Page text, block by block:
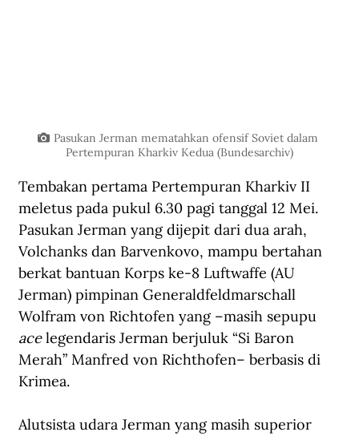
Pasukan Jerman mematahkan ofensif Soviet dalam
Pertempuran Kharkiv Kedua (Bundesarchiv)
Tembakan pertama Pertempuran Kharkiv II
meletus pada pukul 6.30 pagi tanggal 12 Mei.
Pasukan Jerman yang dijepit dari dua arah,
Volchanks dan Barvenkovo, mampu bertahan
berkat bantuan Korps ke-8 Luftwaffe (AU
Jerman) pimpinan Generaldfeldmarschall
Wolfram von Richtofen yang –masih sepupu
ace legendaris Jerman berjuluk “Si Baron
Merah” Manfred von Richthofen– berbasis di
Krimea.
Alutsista udara Jerman yang masih superior